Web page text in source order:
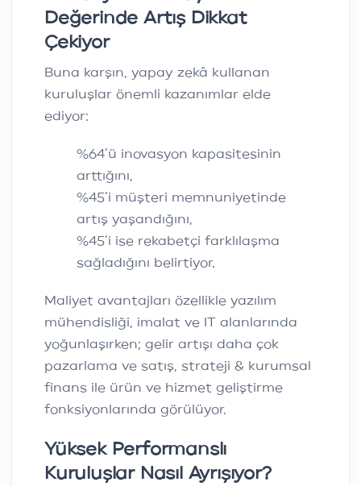
Değerinde Artış Dikkat
Çekiyor
Buna karşın, yapay zekâ kullanan
kuruluşlar önemli kazanımlar elde
ediyor:
%64’ü inovasyon kapasitesinin
arttığını,
%45’i müşteri memnuniyetinde
artış yaşandığını,
%45’i ise rekabetçi farklılaşma
sağladığını belirtiyor.
Maliyet avantajları özellikle yazılım
mühendisliği, imalat ve IT alanlarında
yoğunlaşırken; gelir artışı daha çok
pazarlama ve satış, strateji & kurumsal
finans ile ürün ve hizmet geliştirme
fonksiyonlarında görülüyor.
Yüksek Performanslı
Kuruluşlar Nasıl Ayrışıyor?